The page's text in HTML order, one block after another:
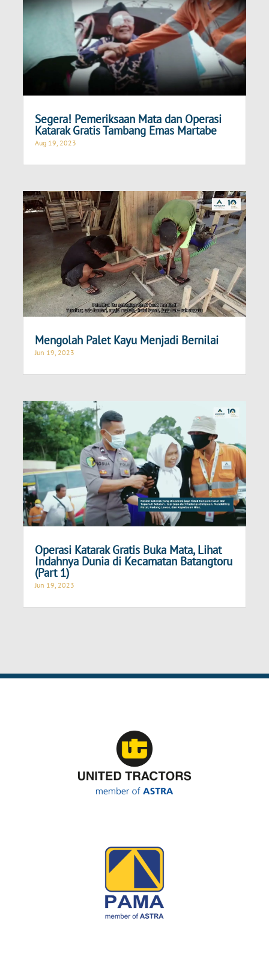
Segera! Pemeriksaan Mata dan Operasi
Katarak Gratis Tambang Emas Martabe
Aug 19, 2023
Mengolah Palet Kayu Menjadi Bernilai
Jun 19, 2023
Operasi Katarak Gratis Buka Mata, Lihat
Indahnya Dunia di Kecamatan Batangtoru
(Part 1)
Jun 19, 2023